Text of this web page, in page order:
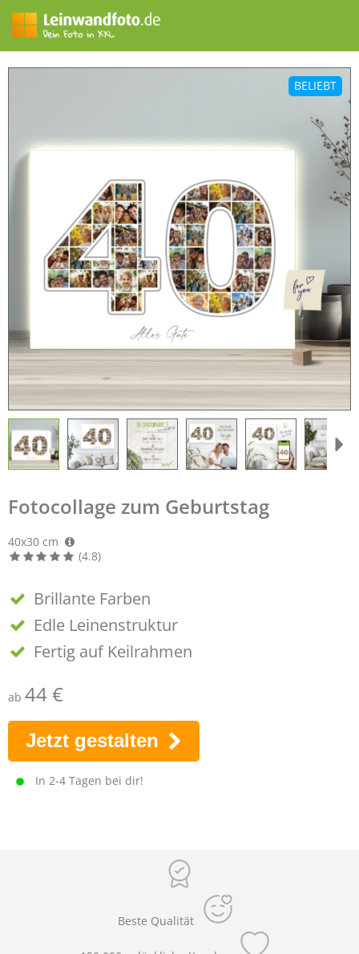
Fotocollage zum Geburtstag
40x30 cm
(4.8)
Brillante Farben
Edle Leinenstruktur
Fertig auf Keilrahmen
ab 44 €
Jetzt gestalten
In 2-4 Tagen bei dir!
Beste Qualität